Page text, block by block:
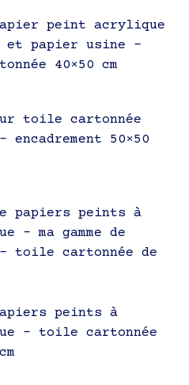
peint acrylique
et papier usine –
40×50 cm
toile cartonnée
encadrement 50×50
papiers peints à
– ma gamme de
toile cartonnée de
peints à
– toile cartonnée